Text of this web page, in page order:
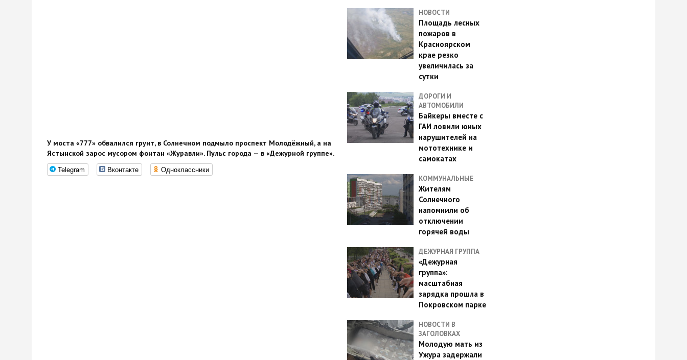
У моста «777» обвалился грунт, в Солнечном подмыло проспект Молодёжный, а на
Ястынской зарос мусором фонтан «Журавли». Пульс города — в «Дежурной группе».
Telegram Вконтакте Одноклассники
НОВОСТИ
Площадь лесных
пожаров в
Красноярском
крае резко
увеличилась за
сутки
ДОРОГИ И
АВТОМОБИЛИ
Байкеры вместе с
ГАИ ловили юных
нарушителей на
мототехнике и
самокатах
КОММУНАЛЬНЫЕ
Жителям
Солнечного
напомнили об
отключении
горячей воды
ДЕЖУРНАЯ ГРУППА
«Дежурная
группа»:
масштабная
зарядка прошла в
Покровском парке
НОВОСТИ В
ЗАГОЛОВКАХ
Молодую мать из
Ужура задержали